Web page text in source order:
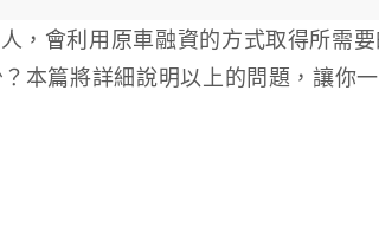
，會利用原車融資的方式取得所需
本篇將詳細說明以上的問題，讓你